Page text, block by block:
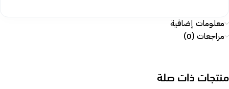
معلومات إضافية
مراجعات (0)
منتجات ذات صلة